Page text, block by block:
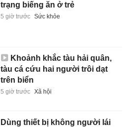
trạng biếng ăn ở trẻ
5 giờ trước Sức khỏe
Khoảnh khắc tàu hải quân,
tàu cá cứu hai người trôi dạt
trên biển
5 giờ trước Xã hội
Dùng thiết bị không người lái